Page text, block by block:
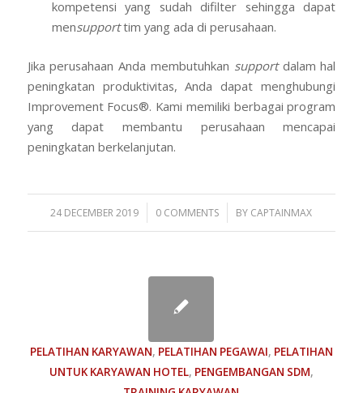
kompetensi yang sudah difilter sehingga dapat
mensupporttim yang ada di perusahaan.
Jika perusahaan Anda membutuhkan supportdalam hal
peningkatan produktivitas, Anda dapat menghubungi
Improvement Focus®. Kami memiliki berbagai program
yang dapat membantu perusahaan mencapai
peningkatan berkelanjutan.
24 DECEMBER 2019
/ 0 COMMENTS
/ BY CAPTAINMAX
PELATIHAN KARYAWAN, PELATIHAN PEGAWAI, PELATIHAN
UNTUK KARYAWAN HOTEL, PENGEMBANGAN SDM,